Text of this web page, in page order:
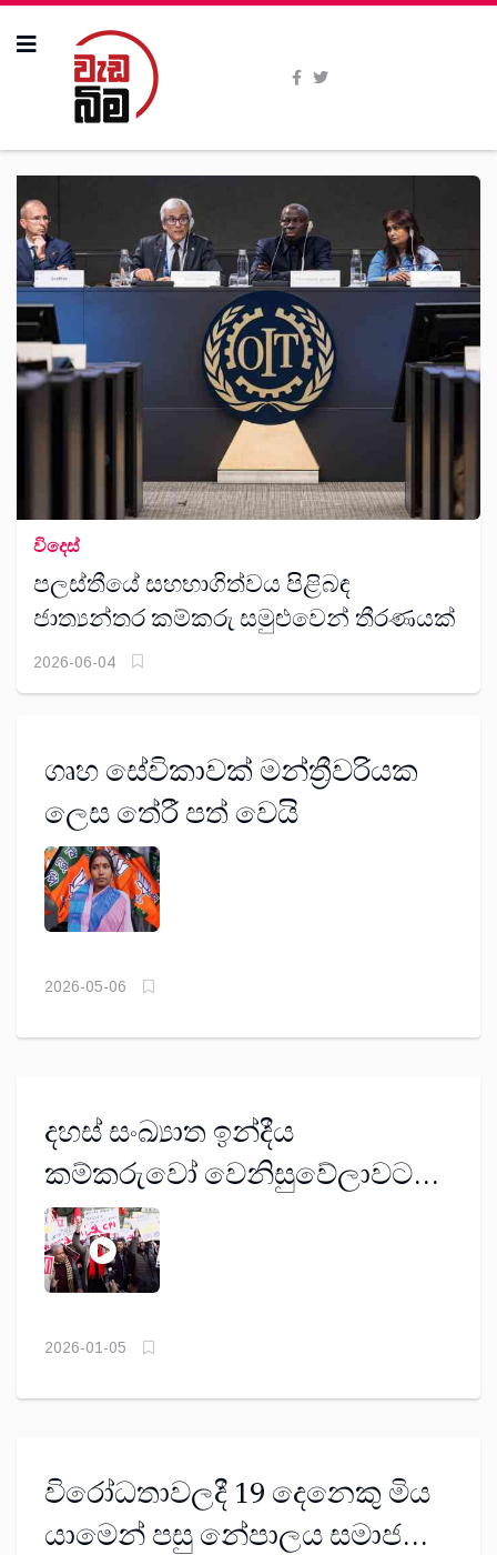
All Stories
විදෙස්
පලස්තීයේ සහභාගිත්වය පිළිබඳ
ජාත්‍යන්තර කම්කරු සමුළුවෙන් තීරණයක්
2026-06-04
ගෘහ සේවිකාවක් මන්ත්‍රීවරියක
ලෙස තේරී පත් වෙයි
2026-05-06
දහස් සංඛ්‍යාත ඉන්දීය
කම්කරුවෝ වෙනිසුවේලාවට
එරෙහි ට්‍රම්ප් ආක්‍රමණය හෙළා
දකී
2026-01-05
විරෝධතාවලදී 19 දෙනෙකු මිය
යාමෙන් පසු නේපාලය සමාජ